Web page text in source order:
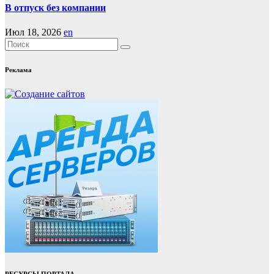
В отпуск без компании
Июл 18, 2026 en
Реклама